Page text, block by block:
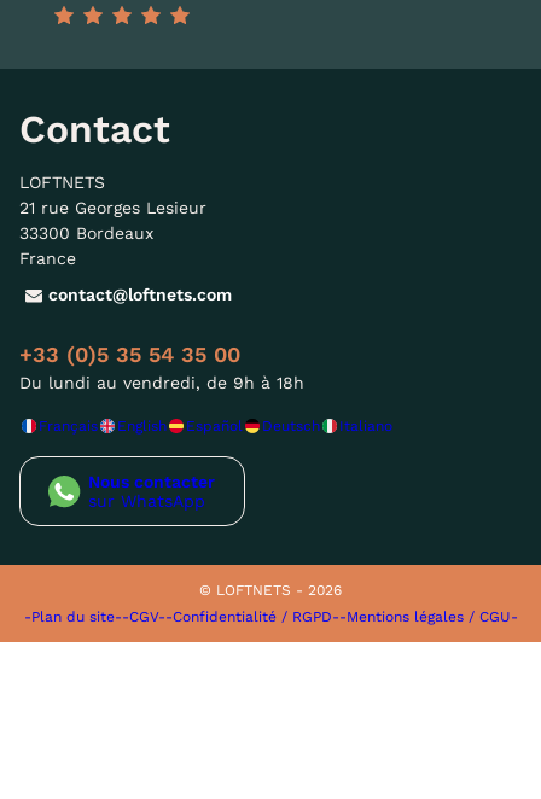
Contact
LOFTNETS
21 rue Georges Lesieur
33300 Bordeaux
France
contact@loftnets.com
+33 (0)5 35 54 35 00
Du lundi au vendredi, de 9h à 18h
Français English Español Deutsch Italiano
Nous contacter
sur WhatsApp
© LOFTNETS - 2026
-Plan du site--CGV--Confidentialité / RGPD--Mentions légales / CGU-